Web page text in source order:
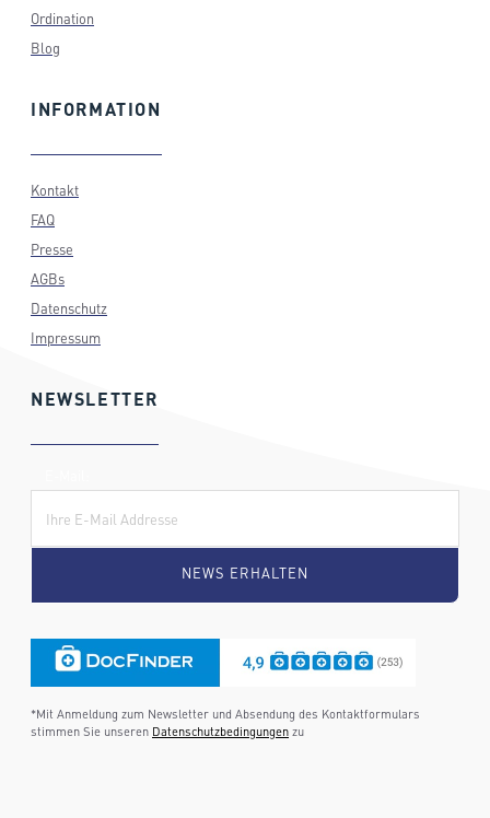
Ordination
Blog
INFORMATION
Kontakt
FAQ
Presse
AGBs
Datenschutz
Impressum
NEWSLETTER
*Mit Anmeldung zum Newsletter und Absendung des Kontaktformulars
stimmen Sie unseren Datenschutzbedingungen zu